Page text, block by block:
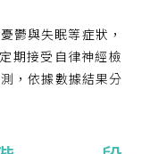
鬱與失眠等症狀，
期接受自律神經檢
，依據數據結果分
費資訊如下